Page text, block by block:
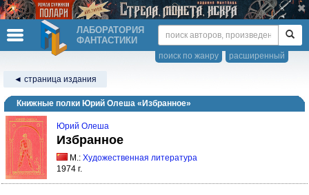
ЛАБОРАТОРИЯ
ФАНТАСТИКИ
расширенный
поиск по жанру
◄ страница издания
Книжные полки Юрий Олеша «Избранное»
Юрий Олеша
Избранное
М.: Художественная литература
1974 г.